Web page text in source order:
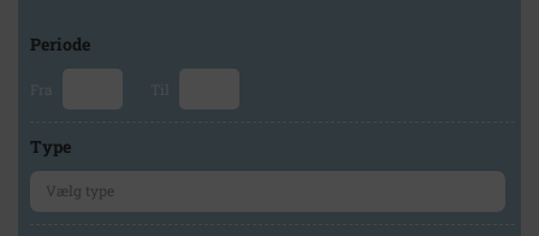
Periode
Fra Til
Type